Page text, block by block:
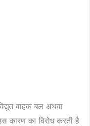
वाहक बल अथवा
कारण का विरोध करती है